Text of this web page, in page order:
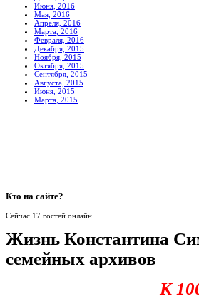
Июня, 2016
Мая, 2016
Апреля, 2016
Марта, 2016
Февраля, 2016
Декабря, 2015
Ноября, 2015
Октября, 2015
Сентября, 2015
Августа, 2015
Июня, 2015
Марта, 2015
Кто на сайте?
Сейчас 17 гостей онлайн
Жизнь Константина
семейных архивов
К